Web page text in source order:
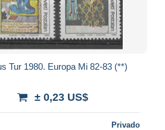
Cyprus Tur 1980. Europa Mi 82-83 (**)
± 0,23 US$
Privado